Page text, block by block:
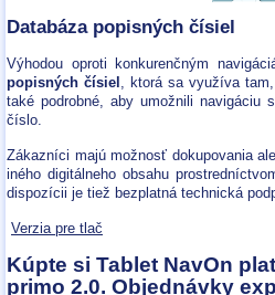
Databáza popisných čísiel
Výhodou oproti konkurenčným
popisných čísiel , ktorá sa využíva
také podrobné, aby umožnili navigáciu
číslo.
Zákazníci majú možnosť dokupovania
iného digitálneho obsahu
dispozícii je tiež bezplatná technická
Verzia pre tlač
Kúpte si Tablet NavOn
primo 2.0. Objednávky